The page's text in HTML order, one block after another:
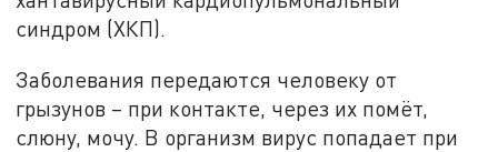
синдром (ХКП).
Заболевания передаются человеку от
грызунов – при контакте, через их помёт,
слюну, мочу. В организм вирус попадает при